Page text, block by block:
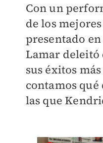
Con un
de los
presentado
Lamar deleitó
sus éxitos
contamos
las que